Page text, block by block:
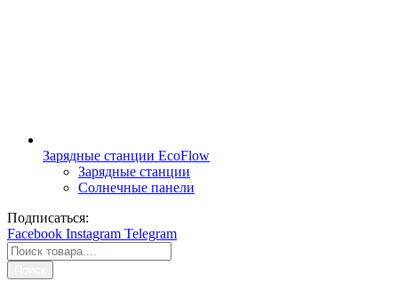
Зарядные станции EcoFlow
Зарядные станции
Солнечные панели
Подписаться:
Facebook Instagram Telegram